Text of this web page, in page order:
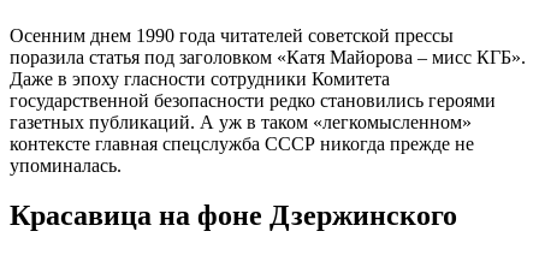
Осенним днем 1990 года читателей советской прессы
поразила статья под заголовком «Катя Майорова – мисс КГБ».
Даже в эпоху гласности сотрудники Комитета
государственной безопасности редко становились героями
газетных публикаций. А уж в таком «легкомысленном»
контексте главная спецслужба СССР никогда прежде не
упоминалась.
Красавица на фоне Дзержинского